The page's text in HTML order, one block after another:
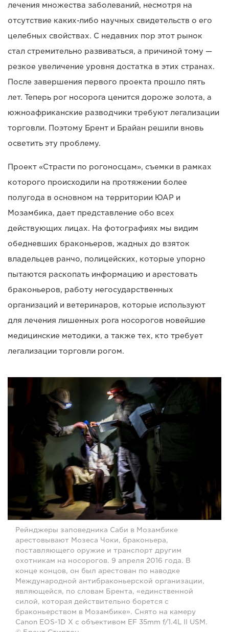
лечения множества заболеваний, несмотря на
отсутствие каких-либо научных свидетельств о его
целебных свойствах. С недавних пор этот рынок
стал стремительно развиваться, а причиной тому —
резкое увеличение уровня достатка в этих странах.
После завершения первого проекта прошло пять
лет. Теперь рог носорога ценится дороже золота, а
южноафриканские разводчики требуют легализации
торговли. Поэтому Брент и Брайан решили вновь
осветить эту проблему.
Проект «Страсти по рогоносцам», съемки в рамках
которого происходили на протяжении более
полугода в основном на территории ЮАР и
Мозамбика, дает представление обо всех
действующих лицах. На фотографиях мы видим
обедневших браконьеров, жадных до взяток
владельцев ранчо, полицейских, которые упорно
пытаются раскопать информацию и арестовать
браконьеров, работу негосударственных
организаций и ветеринаров, которые используют
для лечения лишенных рога носорогов новейшие
медицинские методики, а также тех, кто требует
легализации торговли рогом.
Рейнджеры заповедника Саби в Мозамбике
арестовывают Мозеса Чоки, браконьера,
поставляющего оружие и транспорт другим
охотникам на носорогов. 9 апреля 2016 года. В
конце концов, он был арестован по наводке
Международной антибраконьерской организации,
являющейся, по словам Брента, «единственной
силой, которая действительно борется с
браконьерством в Мозамбике». Снято на камеру
Canon EOS-1D X с объективом EF 35mm f/1.4L II USM.